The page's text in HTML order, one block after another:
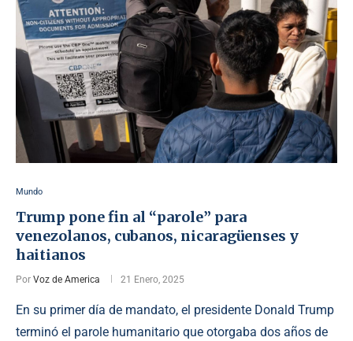
Mundo
Trump pone fin al “parole” para
venezolanos, cubanos, nicaragüenses y
haitianos
Por Voz de America 21 Enero, 2025
En su primer día de mandato, el presidente Donald Trump
terminó el parole humanitario que otorgaba dos años de